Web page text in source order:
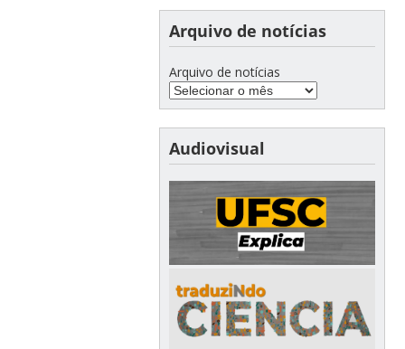
Arquivo de notícias
Arquivo de notícias
Audiovisual